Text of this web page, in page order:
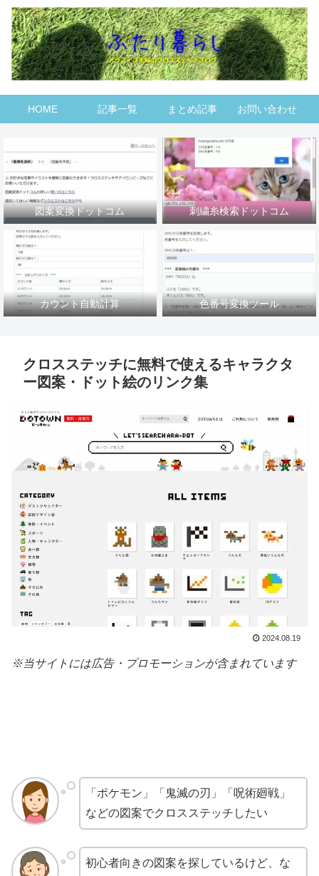
HOME 記事一覧 まとめ記事 お問い合わせ
図案変換ドットコム 刺繍糸検索ドットコム
カウント自動計算 色番号変換ツール
クロスステッチに無料で使えるキャラクタ
ー図案・ドット絵のリンク集
2024.08.19
※当サイトには広告・プロモーションが含まれています
「ポケモン」「鬼滅の刃」「呪術廻戦」
などの図案でクロスステッチしたい
初心者向きの図案を探しているけど、な